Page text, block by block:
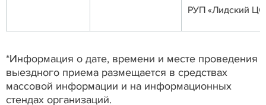
РУП «Лидский
*Информация о дате, времени и месте проведения
выездного приема размещается в средствах
массовой информации и на информационных
стендах организаций.